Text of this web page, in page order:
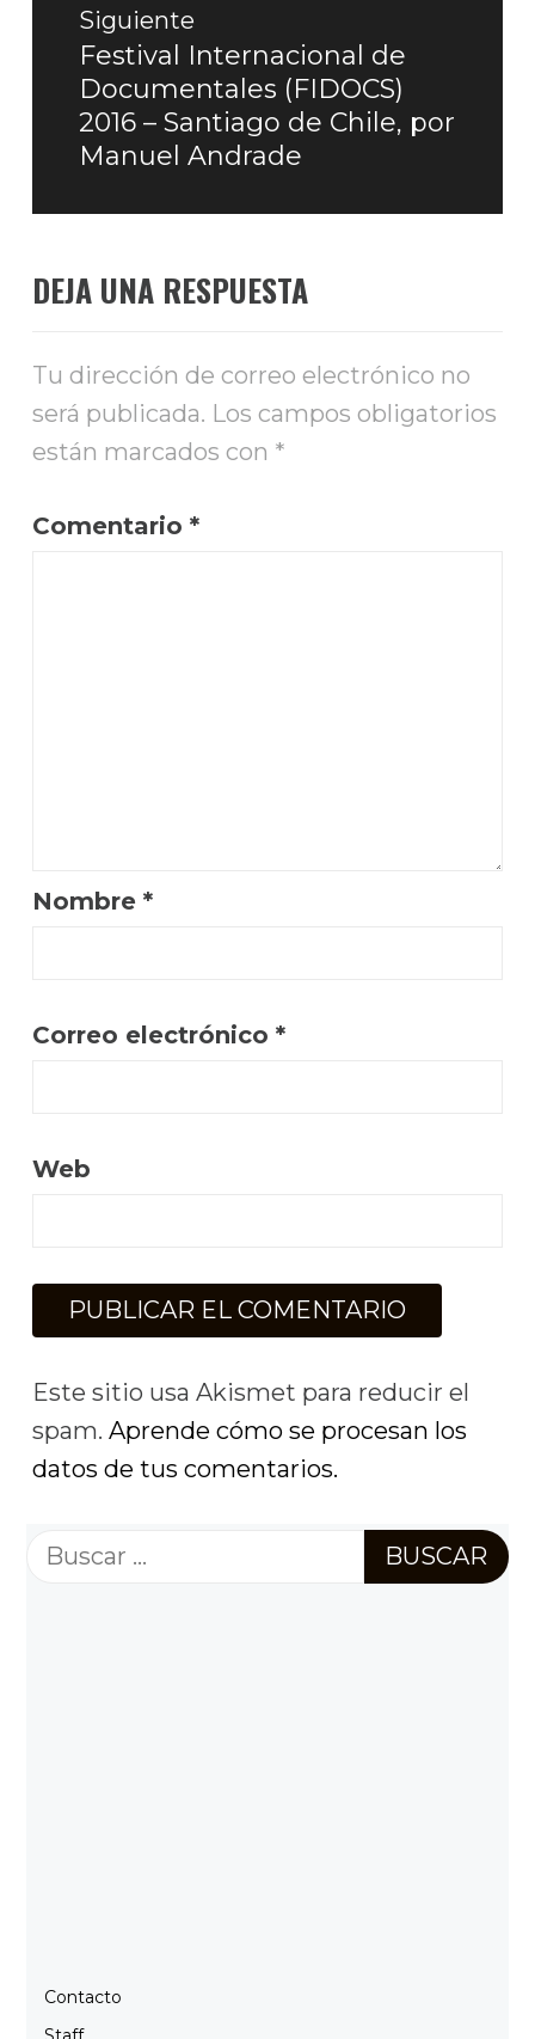
Siguiente
Entrada
siguiente:
Festival Internacional de
Documentales (FIDOCS)
2016 – Santiago de Chile, por
Manuel Andrade
DEJA UNA RESPUESTA
Tu dirección de correo electrónico no
será publicada. Los campos obligatorios
están marcados con *
Comentario *
Nombre *
Correo electrónico *
Web
Este sitio usa Akismet para reducir el
spam. Aprende cómo se procesan los
datos de tus comentarios.
Buscar:
Contacto